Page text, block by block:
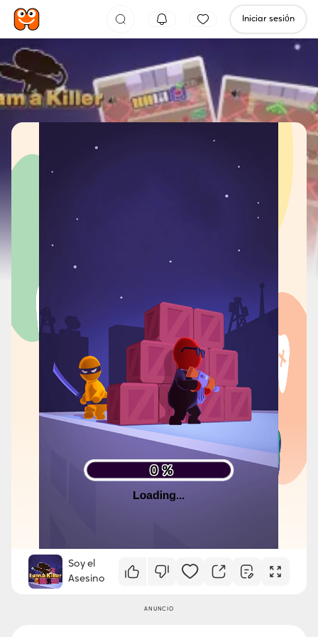
Iniciar sesión
Soy el
Asesino
ANUNCIO